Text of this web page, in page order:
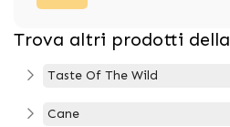
Trova altri prodotti della
Taste Of The Wild
Cane